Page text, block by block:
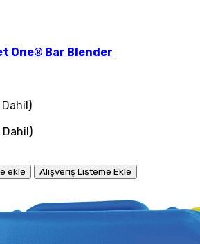
One® Bar Blender
Dahil)
Dahil)
ekle
Alışveriş Listeme Ekle